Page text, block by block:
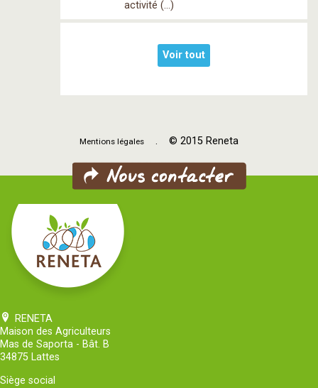
activité (…)
Voir tout
Mentions légales . © 2015 Reneta
RENETA
Maison des Agriculteurs
Mas de Saporta - Bât. B
34875 Lattes
Siège social